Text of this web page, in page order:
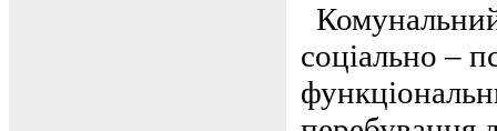
соціально –